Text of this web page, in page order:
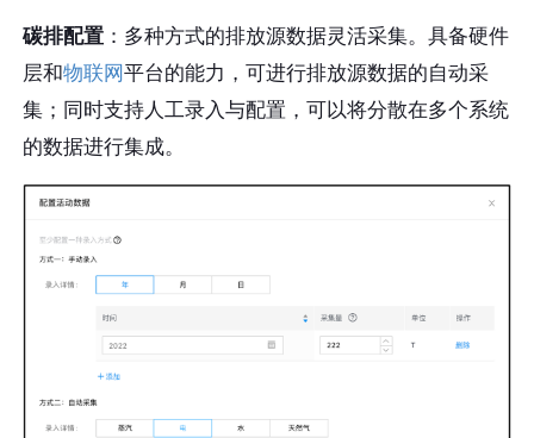
碳排配置 ：多种方式的排放源数据灵活采集。具备硬件
层和物联网平台的能力，可进行排放源数据的自动采
集；同时支持人工录入与配置，可以将分散在多个系统
的数据进行集成。